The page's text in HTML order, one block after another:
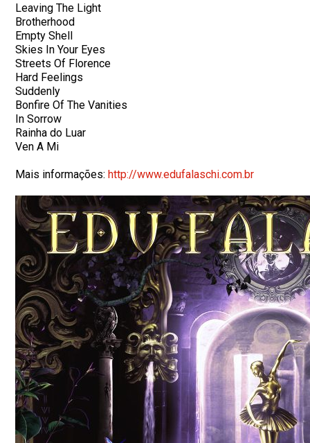
Leaving The Light
Brotherhood
Empty Shell
Skies In Your Eyes
Streets Of Florence
Hard Feelings
Suddenly
Bonfire Of The Vanities
In Sorrow
Rainha do Luar
Ven A Mi
Mais informações:http://www.edufalaschi.com.br